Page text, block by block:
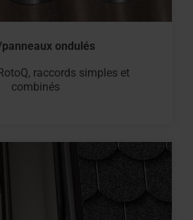
ondulés
raccords simples et
combinés